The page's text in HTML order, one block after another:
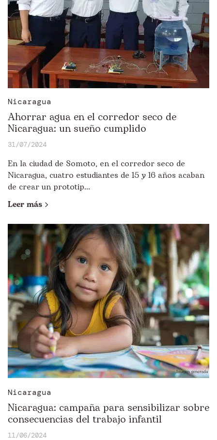
Nicaragua
Ahorrar agua en el corredor seco de
Nicaragua: un sueño cumplido
31/07/2024
En la ciudad de Somoto, en el corredor seco de
Nicaragua, cuatro estudiantes de 15 y 16 años acaban
de crear un prototip...
Leer más
Nicaragua
Nicaragua: campaña para sensibilizar sobre
consecuencias del trabajo infantil
11/06/2024